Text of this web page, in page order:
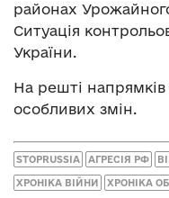
районах
Ситуація
України.
На решті
особливих змін.
STOPRUSSIA АГРЕСІЯ РФ
ХРОНІКА ВІЙНИ ХРОНІКА